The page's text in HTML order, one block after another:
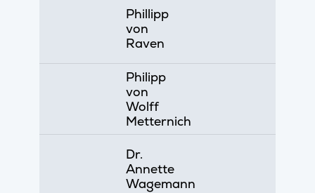
Phillipp
von
Raven
Philipp
von
Wolff
Metternich
Dr.
Annette
Wagemann